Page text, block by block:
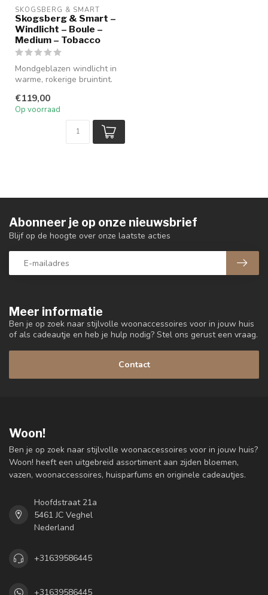
SKOGSBERG & SMART
Skogsberg & Smart –
Windlicht – Boule –
Medium – Tobacco
Mondgeblazen windlicht in
warme, rokerige bruintint.
van...
€119,00
Op voorraad
Meer informatie
Ben je op zoek naar stijlvolle woonaccessoires voor in jouw huis
of als cadeautje en heb je hulp nodig? Stel ons gerust een vraag.
Contact
Abonneer je op onze nieuwsbrief
Blijf op de hoogte over onze laatste acties
Woon!
Ben je op zoek naar stijlvolle woonaccessoires voor in jouw huis?
Woon! heeft een uitgebreid assortiment aan zijden bloemen,
vazen, woonaccessoires, huisparfums en originele cadeautjes.
Hoofdstraat 21a
5461 JC Veghel
Nederland
+31639586445
+31639586445